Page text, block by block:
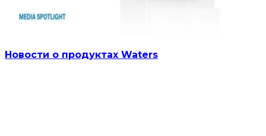
Новости о продуктах Waters